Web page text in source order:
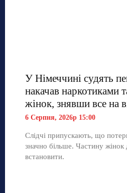
У Німеччині судять
накачав наркотиками
жінок, знявши все на
6 Серпня, 2026р 15:00
Слідчі припускають, що
значно більше. Частину жінок
встановити.